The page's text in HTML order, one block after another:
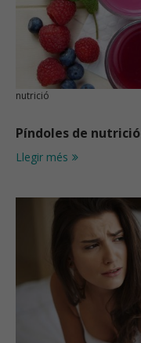
nutrició
Píndoles de nutrició
Llegir més